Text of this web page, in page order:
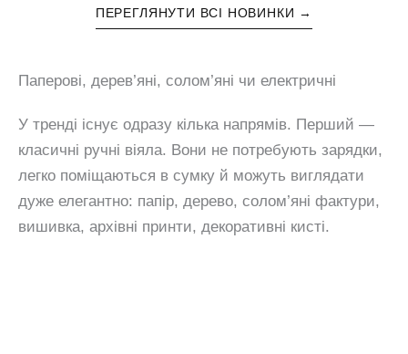
ПЕРЕГЛЯНУТИ ВСІ НОВИНКИ →
Паперові, дерев’яні, солом’яні чи електричні
У тренді існує одразу кілька напрямів. Перший —
класичні ручні віяла. Вони не потребують зарядки,
легко поміщаються в сумку й можуть виглядати
дуже елегантно: папір, дерево, солом’яні фактури,
вишивка, архівні принти, декоративні кисті.